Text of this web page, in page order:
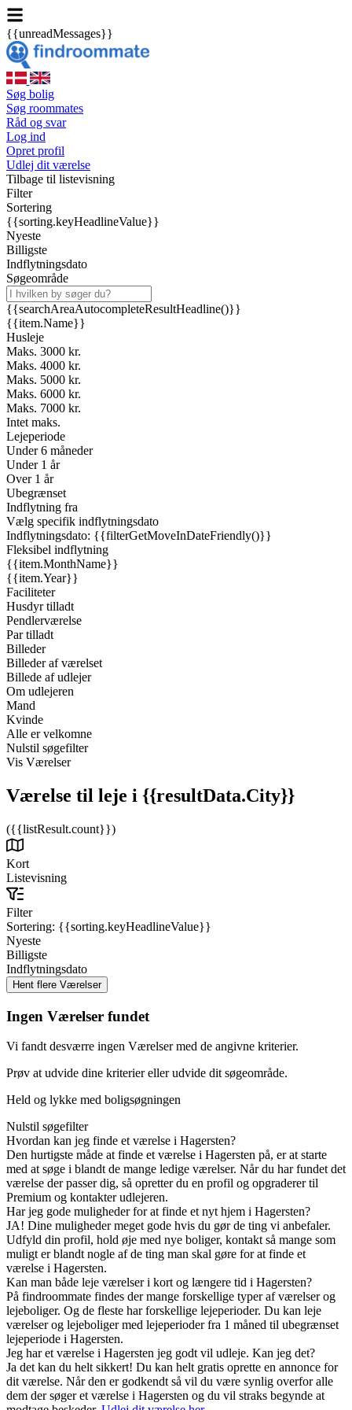
{{unreadMessages}}
Søg bolig
Søg roommates
Råd og svar
Log ind
Opret profil
Udlej dit værelse
Tilbage til listevisning
Filter
Sortering
{{sorting.keyHeadlineValue}}
Nyeste
Billigste
Indflytningsdato
Søgeområde
{{searchAreaAutocompleteResultHeadline()}}
{{item.Name}}
Husleje
Maks. 3000 kr.
Maks. 4000 kr.
Maks. 5000 kr.
Maks. 6000 kr.
Maks. 7000 kr.
Intet maks.
Lejeperiode
Under 6 måneder
Under 1 år
Over 1 år
Ubegrænset
Indflytning fra
Vælg specifik indflytningsdato
Indflytningsdato: {{filterGetMoveInDateFriendly()}}
Fleksibel indflytning
{{item.MonthName}}
{{item.Year}}
Faciliteter
Husdyr tilladt
Pendlerværelse
Par tilladt
Billeder
Billeder af værelset
Billede af udlejer
Om udlejeren
Mand
Kvinde
Alle er velkomne
Nulstil søgefilter
Vis Værelser
Værelse til leje i {{resultData.City}}
({{listResult.count}})
Kort
Listevisning
Filter
Sortering: {{sorting.keyHeadlineValue}}
Nyeste
Billigste
Indflytningsdato
Ingen Værelser fundet
Vi fandt desværre ingen Værelser med de angivne kriterier.
Prøv at udvide dine kriterier eller udvide dit søgeområde.
Held og lykke med boligsøgningen
Nulstil søgefilter
Hvordan kan jeg finde et værelse i Hagersten?
Den hurtigste måde at finde et værelse i Hagersten på, er at starte
med at søge i blandt de mange ledige værelser. Når du har fundet det
værelse der passer dig, så opretter du en profil og opgraderer til
Premium og kontakter udlejeren.
Har jeg gode muligheder for at finde et nyt hjem i Hagersten?
JA! Dine muligheder meget gode hvis du gør de ting vi anbefaler.
Udfyld din profil, hold øje med nye boliger, kontakt så mange som
muligt er blandt nogle af de ting man skal gøre for at finde et
værelse i Hagersten.
Kan man både leje værelser i kort og længere tid i Hagersten?
På findroommate findes der mange forskellige typer af værelser og
lejeboliger. Og de fleste har forskellige lejeperioder. Du kan leje
værelser og lejeboliger med lejeperioder fra 1 måned til ubegrænset
lejeperiode i Hagersten.
Jeg har et værelse i Hagersten jeg godt vil udleje. Kan jeg det?
Ja det kan du helt sikkert! Du kan helt gratis oprette en annonce for
dit værelse. Når den er godkendt så vil du være synlig overfor alle
dem der søger et værelse i Hagersten og du vil straks begynde at